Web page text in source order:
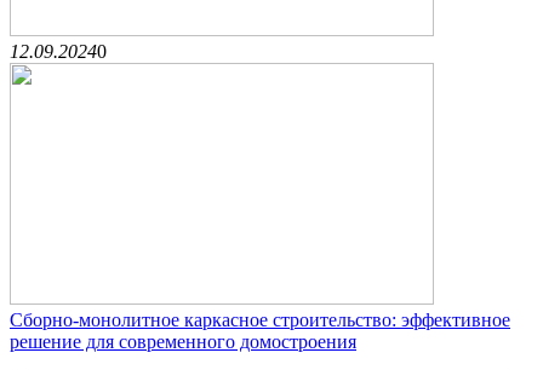
12.09.20240
Сборно-монолитное каркасное строительство: эффективное
решение для современного домостроения